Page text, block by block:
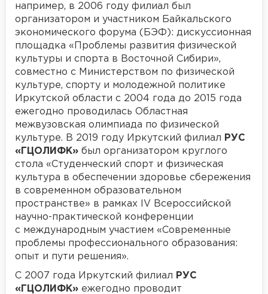
например, в 2006 году филиал был
организатором и участником Байкальского
экономического форума (БЭФ): дискуссионная
площадка «Проблемы развития физической
культуры и спорта в Восточной Сибири»,
совместно с Министерством по физической
культуре, спорту и молодежной политике
Иркутской области с 2004 года до 2015 года
ежегодно проводилась Областная
межвузовская олимпиада по физической
культуре. В 2019 году Иркутский филиал РУС
«ГЦОЛИФК» был организатором круглого
стола «Студенческий спорт и физическая
культура в обеспечении здоровье сбережения
в современном образовательном
пространстве» в рамках IV Всероссийской
научно-практической конференции
с международным участием «Современные
проблемы профессионального образования:
опыт и пути решения».
С 2007 года Иркутский филиал РУС
«ГЦОЛИФК» ежегодно проводит